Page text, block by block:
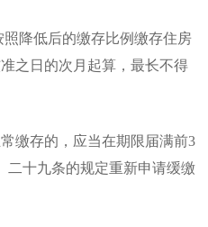
降低后的缴存比例缴存住房
之日的次月起算，最长不得
存的，应当在期限届满前3
二十九条的规定重新申请缓缴